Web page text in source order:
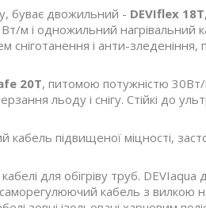
буває двожильний - DEVIflex
м і одножильний нагрівальний
і анти-зледеніння,
20Т, питомою потужністю
льоду і снігу. Стійкі до
підвищеної міцності,
кабелі для обігріву труб.
кабель з вилкою